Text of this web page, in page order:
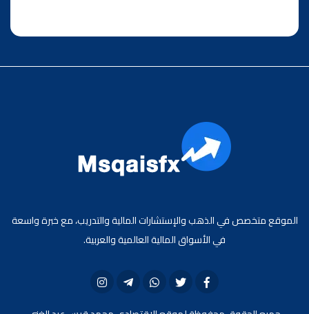
الموقع متخصص في الذهب والإستشارات المالية والتدريب، مع خبرة واسعة
في الأسواق المالية العالمية والعربية.